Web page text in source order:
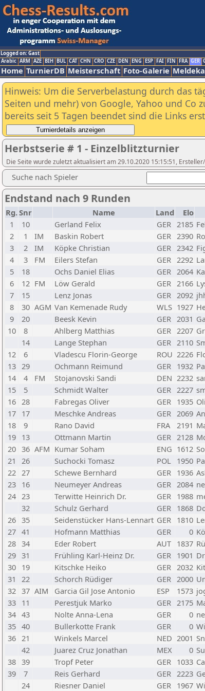
Logged on: Gast
Arabic ARM AZE BIH BUL CAT CHN CRO CZE DEN ENG ESP FAI FIN FRA GER
Home TurnierDB Meisterschaft Foto-Galerie
Hinweis: Um die Serverbelastung durch das
Seiten und mehr) von Google, Yahoo und Co
bereits seit 5 Tagen beendet sind die Links
Herbstserie # 1 - Einzelblitzturnier
Die Seite wurde zuletzt aktualisiert am 29.10.2020 15:15:51,
Suche nach Spieler
Endstand nach 9 Runden
Rg.Snr Name Land Elo
1
10 Gerland Felix GER 2185
2
1 IM Baskin Robert GER 2390
3
2 IM Köpke Christian GER 2342
4
3 FM Eilers Stefan GER 2292
5
18 Ochs Daniel Elias GER 2064
6
12 FM Löw Gerald GER 2166
7
15 Lenz Jonas GER 2092
8
30 AGM Van Kemenade Rudy WLS 1927
9
20 Beesk Kevin GER 2031
10
8 Ahlberg Matthias GER 2207
14
Lange Stephan GER 2110
12
6 Vladescu Florin-George ROU 2226
13 29 Ochmann Reimund GER 1932
14
4 FM Stojanovski Sandi DEN 2232
15
5 Schmidt Walter GER 2227
16 28 Fabregas Oliver GER 1935
17 17 Meschke Andreas GER 2069
18
9 Rano David FRA 2191
19 13 Ottmann Martin GER 2128
20 36 AFM Kumar Soham ENG 1612
21
26 Suchocki Tomasz POL 1950
22 27 Schewe Bernhard GER 1936
23 16 Neumeyer Andreas GER 2084
24 23 Terwitte Heinrich Dr. GER 1988
32
Schulz Gerhard GER 1868
26 35 Seidenstücker Hans-Lennart GER 1810
27 41 Hofmann Matthias GER 0
28 34 Eder Robert AUT 1837
29 31 Frühling Karl-Heinz Dr. GER 1901
30 19 Kitschke Heiko GER 2032
31
22 Schorch Rüdiger GER 2000
32 37 AIM Garcia Gil Jose Antonio ESP 1573
33 11 Perestjuk Marko GER 2175
34 43 Nolte Anna-Lena GER 0
35 40 Bullerkotte Frank GER 0
36 21 Winkels Marcel NED 2001
42
Juarez Cruz Jonathan MEX 0
38 39 Tropf Peter GER 1033
39
7 Reis Gerhard GER 2223
24
Riesner Daniel GER 1967